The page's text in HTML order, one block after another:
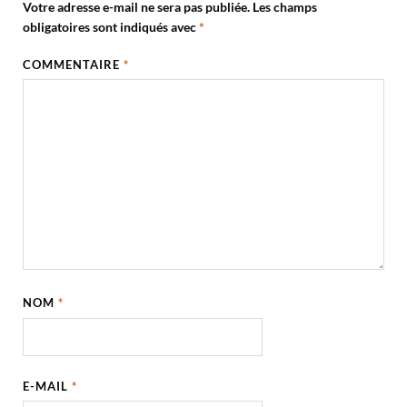
Votre adresse e-mail ne sera pas publiée. Les champs
obligatoires sont indiqués avec*
COMMENTAIRE*
NOM*
E-MAIL*